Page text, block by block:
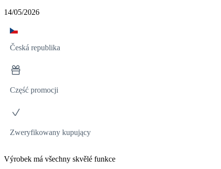
14/05/2026
Česká republika
Część promocji
Zweryfikowany kupujący
Výrobek má všechny skvělé funkce